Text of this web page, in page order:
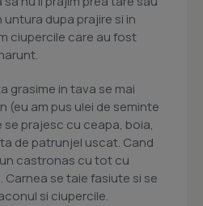
dupa prajire si in
ciupercile care au fost
grasime in tava se mai
(eu am pus ulei de seminte
se prajesc cu ceapa, boia,
de patrunjel uscat. Cand
castronas cu tot cu
Carnea se taie fasiute si se
si ciupercile.